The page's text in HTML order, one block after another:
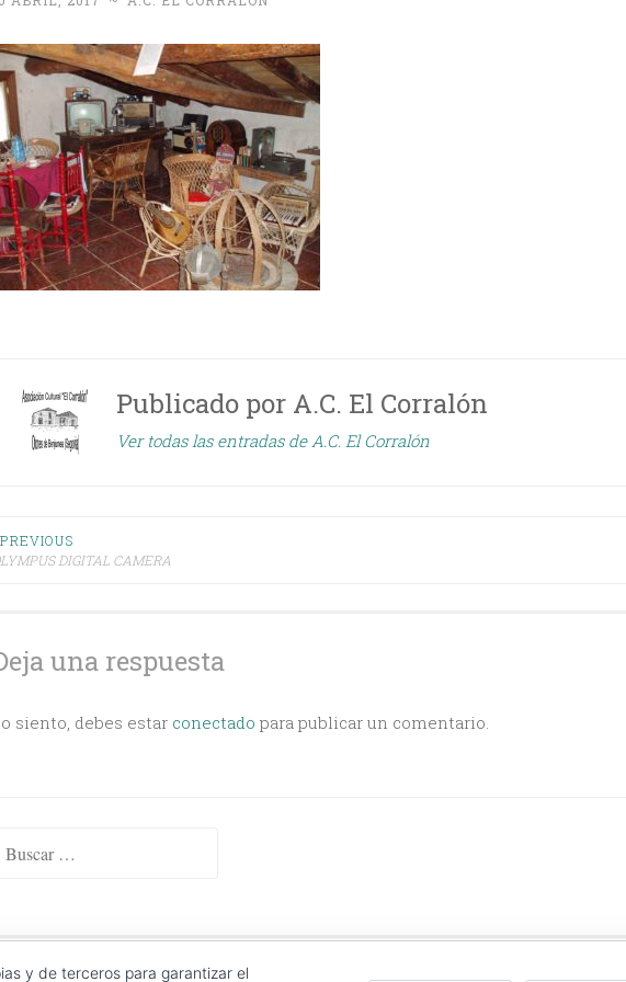
Publicado por A.C. El Corralón
Ver todas las entradas de A.C. El Corralón
DIGITAL CAMERA
una respuesta
siento, debes estar conectado para publicar un comentario.
Buscar:
ABOUT | CONTACT COOKIES POLICY
y de terceros para garantizar el